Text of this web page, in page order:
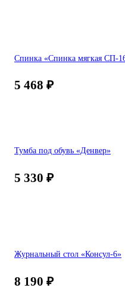
Спинка «Спинка мягкая СП-
5 468 ₽
Тумба под обувь «Денвер»
5 330 ₽
Журнальный стол «Консул-6»
8 190 ₽